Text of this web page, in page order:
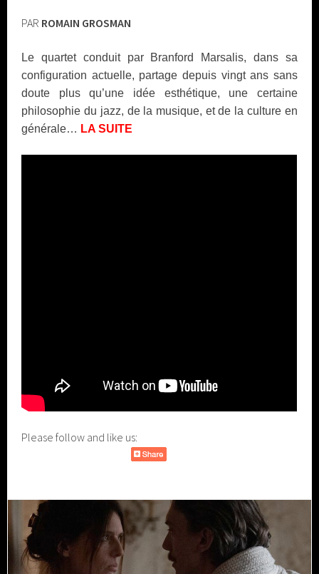
PAR ROMAIN GROSMAN
Le quartet conduit par Branford Marsalis, dans sa
configuration actuelle, partage depuis vingt ans sans
doute plus qu’une idée esthétique, une certaine
philosophie du jazz, de la musique, et de la culture en
générale… LA SUITE
Please follow and like us: